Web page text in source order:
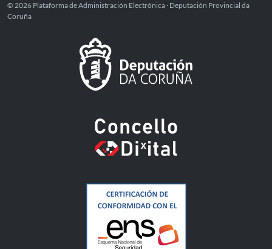
© 2026 Plataforma de Administración Electrónica · Deputación Provincial da
Coruña